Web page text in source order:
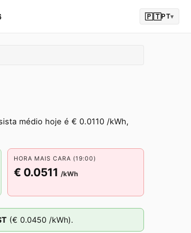
🇵🇹PT▾
médio hoje é € 0.0110 /kWh,
HORA MAIS CARA (19:00)
€ 0.0511 /kWh
(€ 0.0450 /kWh).